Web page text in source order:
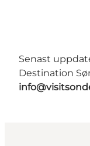
Senast
Destination